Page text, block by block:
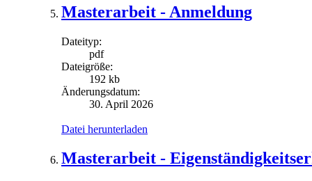
Masterarbeit - Anmeldung
Dateityp:
pdf
Dateigröße:
192 kb
Änderungsdatum:
30. April 2026
Datei herunterladen
Masterarbeit -